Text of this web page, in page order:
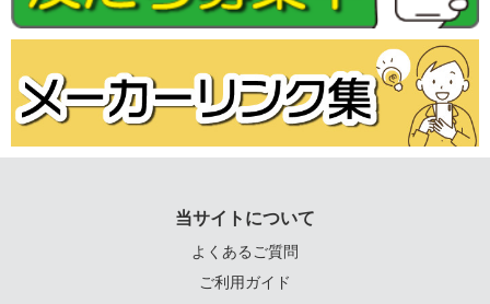
当サイトについて
よくあるご質問
ご利用ガイド